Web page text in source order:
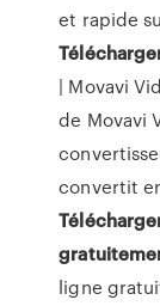
et rapide
| Movavi
de Movavi
convertit
ligne